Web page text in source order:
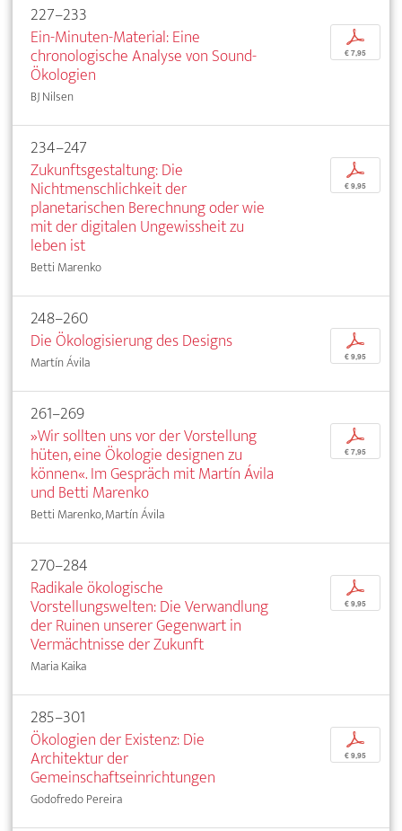
227–233
Ein-Minuten-Material: Eine
chronologische Analyse von Sound-
Ökologien
BJ Nilsen
p
€ 7,95
234–247
Zukunftsgestaltung: Die
Nichtmenschlichkeit der
planetarischen Berechnung oder wie
mit der digitalen Ungewissheit zu
leben ist
Betti Marenko
p
€ 9,95
248–260
Die Ökologisierung des Designs
Martín Ávila
p
€ 9,95
261–269
»Wir sollten uns vor der Vorstellung
hüten, eine Ökologie designen zu
können«. Im Gespräch mit Martín Ávila
und Betti Marenko
Betti Marenko, Martín Ávila
p
€ 7,95
270–284
Radikale ökologische
Vorstellungswelten: Die Verwandlung
der Ruinen unserer Gegenwart in
Vermächtnisse der Zukunft
Maria Kaika
p
€ 9,95
285–301
Ökologien der Existenz: Die
Architektur der
Gemeinschaftseinrichtungen
Godofredo Pereira
p
€ 9,95